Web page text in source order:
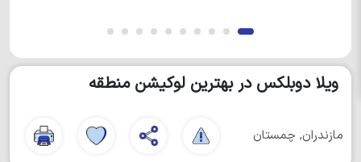
ویلا دوبلکس در بهترین لوکیشن منطقه
مازندران, چمستان